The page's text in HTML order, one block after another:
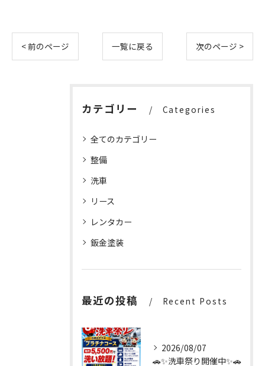
< 前のページ 一覧に戻る 次のページ >
カテゴリー Categories
全てのカテゴリー
整備
洗車
リース
レンタカー
鈑金塗装
最近の投稿 Recent Posts
2026/08/07
🚗✨洗車祭り開催中✨🚗